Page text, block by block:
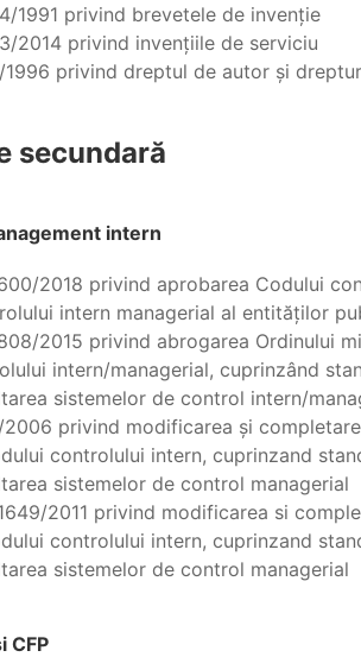
1991 privind brevetele de invenție
2014 privind invențiile de serviciu
privind dreptul de autor și
secundară
intern
2018 privind aprobarea Codului
intern managerial al entităților
2015 privind abrogarea Ordinului
intern/managerial, cuprinzând
sistemelor de control intern/
privind modificarea şi
controlului intern, cuprinzand
sistemelor de control managerial
2011 privind modificarea si
controlului intern, cuprinzand
sistemelor de control managerial
CFP